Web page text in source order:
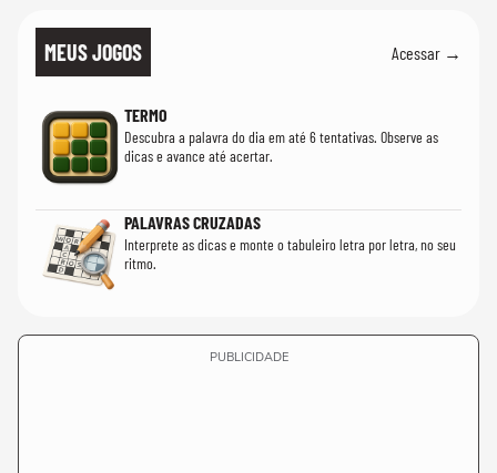
MEUS JOGOS Acessar →
TERMO
Descubra a palavra do dia em até 6 tentativas. Observe as
dicas e avance até acertar.
PALAVRAS CRUZADAS
Interprete as dicas e monte o tabuleiro letra por letra, no seu
ritmo.
PUBLICIDADE